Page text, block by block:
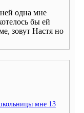
одна мне
бы ей
зовут Настя но
мне 13